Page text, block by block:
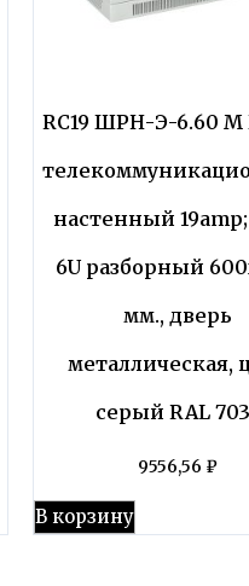
RC19 ШРН-Э-6.60
настенный
6U разборный
мм., дверь
металлическая,
серый RAL
9556,56 ₽
В корзину